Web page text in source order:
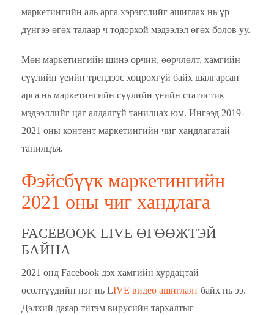
маркетингийн аль арга хэрэгслийг ашиглах нь үр
дүнгээ өгөх талаар ч тодорхой мэдээлэл өгөх болов уу.
Мөн маркетингийн шинэ орчин, өөрчлөлт, хамгийн
сүүлийн үеийн трендээс хоцрохгүй байх шалгарсан
арга нь маркетингийн сүүлийн үеийн статистик
мэдээллийг цаг алдалгүй танилцах юм. Ингээд 2019-
2021 оны контент маркетингийн чиг хандлагатай
танилцъя.
Фэйсбүүк маркетингийн
2021 оны чиг хандлага
FACEBOOK LIVE ӨГӨӨЖТЭЙ
БАЙНА
2021 онд Facebook дэх хамгийн хурдацтай
өсөлтүүдийн нэг нь LIVE видео ашиглалт байх нь ээ.
Дэлхий даяар титэм вирусийн тархалтыг